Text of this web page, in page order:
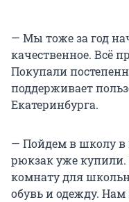
— Мы тоже за год
качественное. Всё
Покупали
поддерживает
Екатеринбурга.
— Пойдем в школу в
рюкзак уже купили.
комнату для
обувь и одежду. Нам